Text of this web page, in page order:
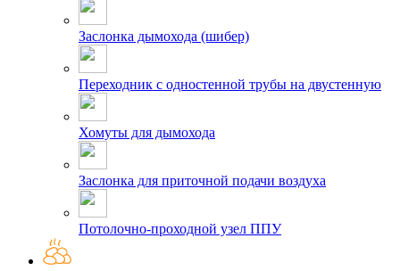
Заслонка дымохода (шибер)
Переходник с одностенной трубы на двустенную
Хомуты для дымохода
Заслонка для приточной подачи воздуха
Потолочно-проходной узел ППУ